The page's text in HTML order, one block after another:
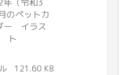
のペットカ
ー イラス
ト
121.60 KB